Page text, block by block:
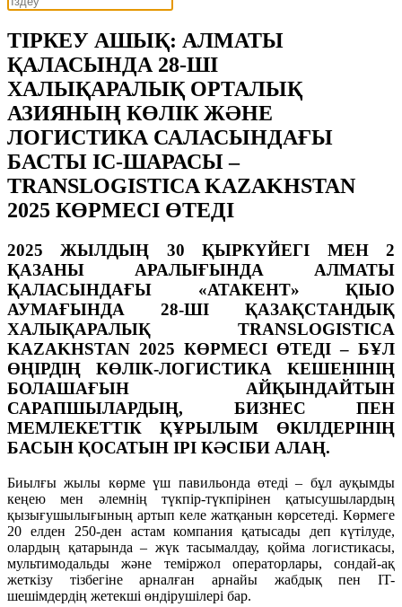
ТІРКЕУ АШЫҚ: АЛМАТЫ
ҚАЛАСЫНДА 28-ШІ
ХАЛЫҚАРАЛЫҚ ОРТАЛЫҚ
АЗИЯНЫҢ КӨЛІК ЖӘНЕ
ЛОГИСТИКА САЛАСЫНДАҒЫ
БАСТЫ ІС-ШАРАСЫ –
TRANSLOGISTICA KAZAKHSTAN
2025 КӨРМЕСІ ӨТЕДІ
2025 ЖЫЛДЫҢ 30 ҚЫРКҮЙЕГІ МЕН 2
ҚАЗАНЫ АРАЛЫҒЫНДА АЛМАТЫ
ҚАЛАСЫНДАҒЫ «АТАКЕНТ» ҚІЫО
АУМАҒЫНДА 28-ШІ ҚАЗАҚСТАНДЫҚ
ХАЛЫҚАРАЛЫҚ TRANSLOGISTICA
KAZAKHSTAN 2025 КӨРМЕСІ ӨТЕДІ – БҰЛ
ӨҢІРДІҢ КӨЛІК-ЛОГИСТИКА КЕШЕНІНІҢ
БОЛАШАҒЫН АЙҚЫНДАЙТЫН
САРАПШЫЛАРДЫҢ, БИЗНЕС ПЕН
МЕМЛЕКЕТТІК ҚҰРЫЛЫМ ӨКІЛДЕРІНІҢ
БАСЫН ҚОСАТЫН ІРІ КӘСІБИ АЛАҢ.
Биылғы жылы көрме үш павильонда өтеді – бұл ауқымды
кеңею мен әлемнің түкпір-түкпірінен қатысушылардың
қызығушылығының артып келе жатқанын көрсетеді. Көрмеге
20 елден 250-ден астам компания қатысады деп күтілуде,
олардың қатарында – жүк тасымалдау, қойма логистикасы,
мультимодальды және теміржол операторлары, сондай-ақ
жеткізу тізбегіне арналған арнайы жабдық пен IT-
шешімдердің жетекші өндірушілері бар.